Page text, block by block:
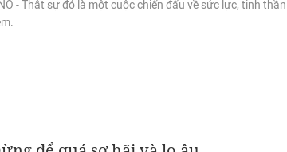
- Thật sự đó là một cuộc chiến đấu về sức lực, tinh